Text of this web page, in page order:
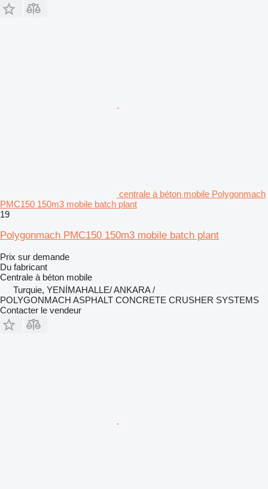
centrale à béton mobile Polygonmach
PMC150 150m3 mobile batch plant
19
Polygonmach PMC150 150m3 mobile batch plant
Prix sur demande
Du fabricant
Centrale à béton mobile
Turquie, YENİMAHALLE/ ANKARA /
POLYGONMACH ASPHALT CONCRETE CRUSHER SYSTEMS
Contacter le vendeur